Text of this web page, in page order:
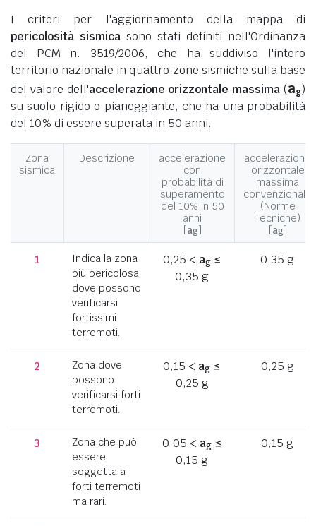
I criteri per l'aggiornamento della mappa di
pericolosità sismica sono stati definiti nell'Ordinanza
del PCM n. 3519/2006, che ha suddiviso l'intero
territorio nazionale in quattro zone sismiche sulla base
del valore dell'accelerazione orizzontale massima (ag)
su suolo rigido o pianeggiante, che ha una probabilità
del 10% di essere superata in 50 anni.
Zona
sismica
Descrizione
accelerazione
con
probabilità di
superamento
del 10% in 50
anni
[ag]
accelerazione
orizzontale
massima
convenzionale
(Norme
Tecniche)
[ag]
1
Indica la zona
più pericolosa,
dove possono
verificarsi
fortissimi
terremoti.
0,25 < ag≤
0,35 g
0,35 g
2
Zona dove
possono
verificarsi forti
terremoti.
0,15 < ag ≤
0,25 g
0,25 g
3
Zona che può
essere
soggetta a
forti terremoti
ma rari.
0,05 < ag≤
0,15 g
0,15 g